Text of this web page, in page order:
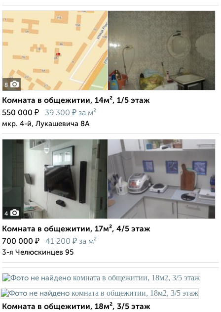
8
Комната в общежитии, 14м², 1/5 этаж
550 000 ₽ 39 300 ₽ за м²
мкр. 4-й, Лукашевича 8А
4
Комната в общежитии, 17м², 4/5 этаж
700 000 ₽ 41 200 ₽ за м²
3-я Челюскинцев 95
Комната в общежитии, 18м², 3/5 этаж